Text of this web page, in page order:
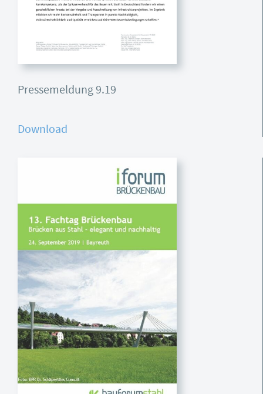
Pressemeldung 9.19
Download